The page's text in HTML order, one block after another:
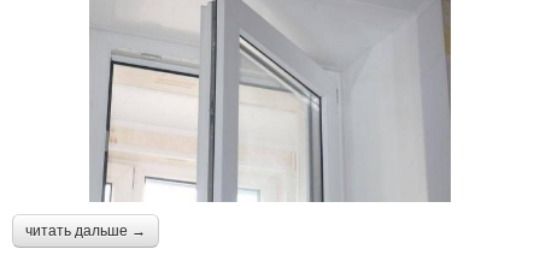
читать дальше →